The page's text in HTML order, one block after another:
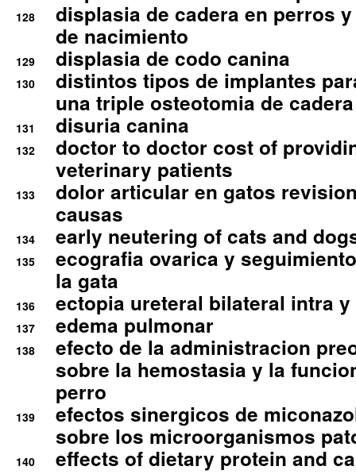
128
displasia de cadera en perros
de nacimiento
129 displasia de codo canina
130
distintos tipos de implantes
una triple osteotomia de cadera
131 disuria canina
132
doctor to doctor cost of
veterinary patients
133
dolor articular en gatos
causas
134 early neutering of cats and
135
ecografia ovarica y
la gata
136 ectopia ureteral bilateral intra
137 edema pulmonar
138
efecto de la administracion
sobre la hemostasia y la
perro
139
efectos sinergicos de
sobre los microorganismos
140
effects of dietary protein and